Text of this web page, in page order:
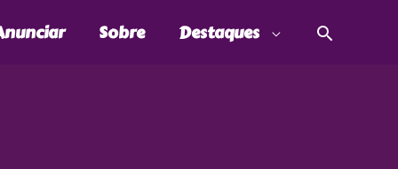
Sobre Destaques